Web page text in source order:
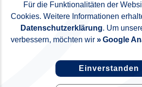
Für die Funktionalitäten der
Cookies. Weitere Informationen
Datenschutzerklärung. Um
verbessern, möchten wir
Google
Einverstanden